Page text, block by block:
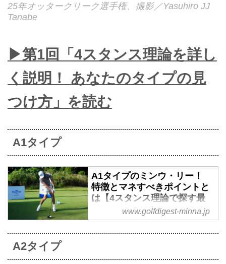
25年オッタークリーク選手権、撮影／Yasuhiro JJ
Tanabe
▶第1回「4スタンス理論を詳し
く説明！ あなたのタイプの見
つけ方」を読む
A1タイプ
A1タイプのミンウ・リー！
特徴とマネすべきポイントと
は【4スタンス理論で探す最
高のお手本#5】 - みんなのゴ
ルフダイジェスト
「みんなのゴルフダイジェスト」
見せているのが、4スタンス理論
www.golfdigest-minna.jp
A2タイプ